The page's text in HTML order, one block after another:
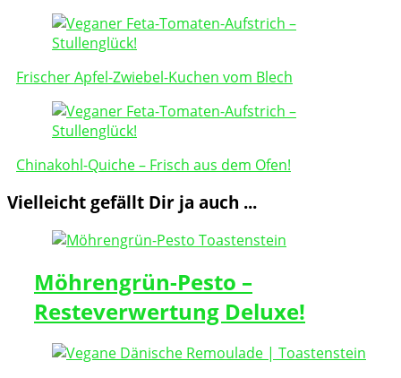
Post
Navigation
Frischer Apfel-Zwiebel-Kuchen vom Blech
Chinakohl-Quiche – Frisch aus dem Ofen!
Vielleicht gefällt Dir ja auch ...
Möhrengrün-Pesto –
Resteverwertung Deluxe!